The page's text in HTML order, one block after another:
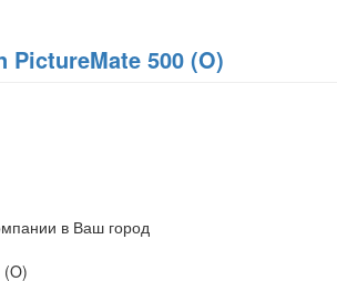
PictureMate 500 (O)
в Ваш город